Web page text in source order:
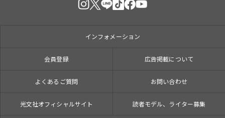
インフォメーション
会員登録 広告掲載について
よくあるご質問 お問い合わせ
光文社オフィシャルサイト 読者モデル、ライター募集